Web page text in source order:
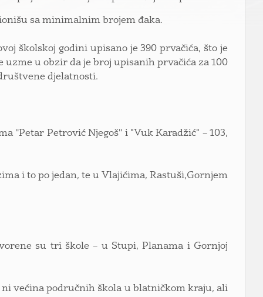
sa minimalnim brojem đaka.
školskoj godini upisano je 390 prvačića, što je
u obzir da je broj upisanih prvačića za 100
djelatnosti.
''Petar Petrović Njegoš'' i "Vuk Karadžić" – 103,
i to po jedan, te u Vlajićima, Rastuši,Gornjem
su tri škole – u Stupi, Planama i Gornjoj
većina područnih škola u blatničkom kraju, ali